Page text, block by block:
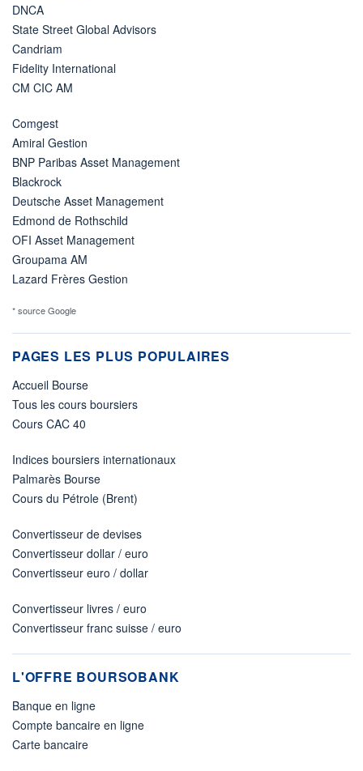
DNCA
State Street Global Advisors
Candriam
Fidelity International
CM CIC AM
Comgest
Amiral Gestion
BNP Paribas Asset Management
Blackrock
Deutsche Asset Management
Edmond de Rothschild
OFI Asset Management
Groupama AM
Lazard Frères Gestion
* source Google
PAGES LES PLUS POPULAIRES
Accueil Bourse
Tous les cours boursiers
Cours CAC 40
Indices boursiers internationaux
Palmarès Bourse
Cours du Pétrole (Brent)
Convertisseur de devises
Convertisseur dollar / euro
Convertisseur euro / dollar
Convertisseur livres / euro
Convertisseur franc suisse / euro
L'OFFRE BOURSOBANK
Banque en ligne
Compte bancaire en ligne
Carte bancaire